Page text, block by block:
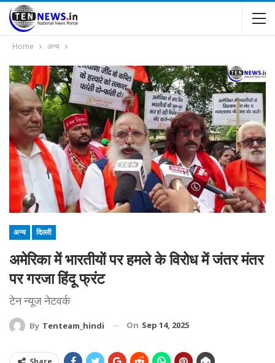
Home अन्य
अन्य दिल्ली
अमेरिका में भारतीयों पर हमले के विरोध में जंतर मंतर
पर गरजा हिंदू फ्रंट
टेन न्यूज नेटवर्क
By Tenteam_hindi On Sep 14, 2025